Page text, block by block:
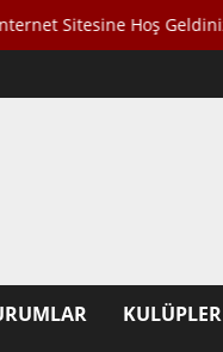
Hoş Geldiniz.
KULÜPLER